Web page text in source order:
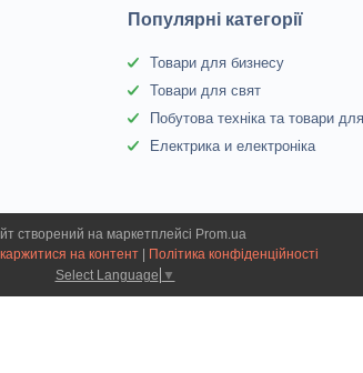
Популярні категорії
Товари для бизнесу
Товари для свят
Побутова техніка та товари
Електрика и електроніка
створений на маркетплейсі Prom.ua
на контент
Політика конфіденційності
Select Language ▼